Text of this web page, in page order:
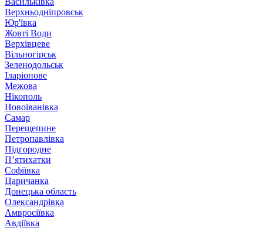
Верхньодніпровськ
Юр'ївка
Жовті Води
Верхівцеве
Вільногірськ
Зеленодольськ
Іларіонове
Межова
Нікополь
Новоіванівка
Самар
Перещепине
Петропавлівка
Підгородне
П’ятихатки
Софіївка
Царичанка
Донецька область
Олександрівка
Амвросіївка
Авдіївка